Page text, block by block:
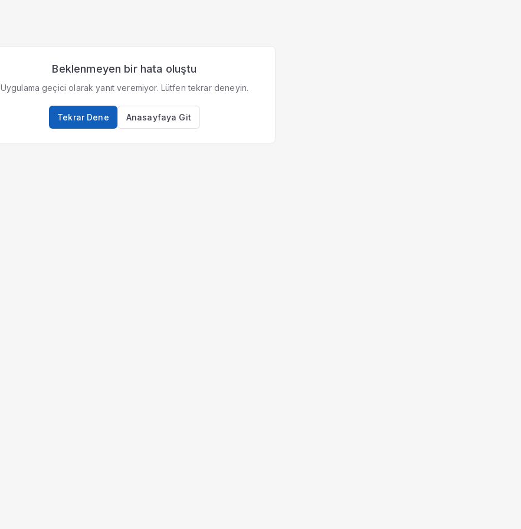
Beklenmeyen bir hata oluştu
Uygulama geçici olarak yanıt veremiyor. Lütfen tekrar deneyin.
Tekrar Dene Anasayfaya Git